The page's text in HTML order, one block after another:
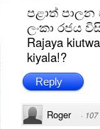
පළාත් පාලන
ලංකා රජය
Rajaya
kiyala!?
Reply
Roger ·